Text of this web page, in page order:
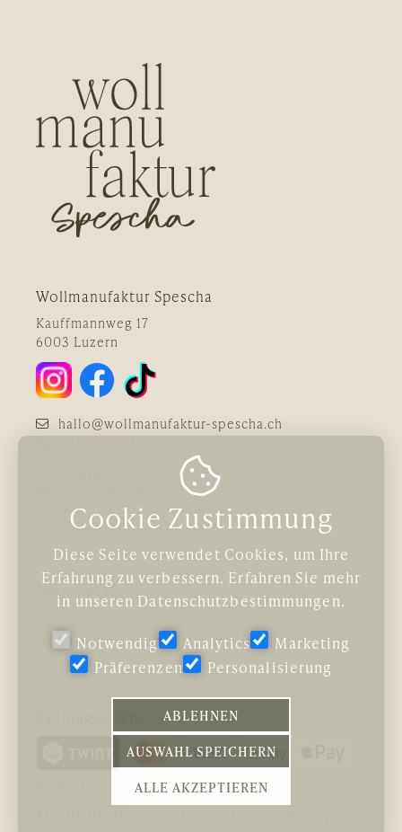
Wollmanufaktur Spescha
Kauffmannweg 17
6003 Luzern
hallo@wollmanufaktur-spescha.ch
Di - Fr
geschlossen
9.00 - 18.00 Uhr
9.00 - 16.00 Uhr
Sommerpause
Di, 28. Juli bis und mit Mo, 10. August 26

Cookie Zustimmung
Diese Seite verwendet Cookies, um Ihre
Erfahrung zu verbessern. Erfahren Sie mehr
in unseren Datenschutzbestimmungen.
Notwendig Analytics
Marketing
Präferenzen
Personalisierung
ABLEHNEN
AUSWAHL SPEICHERN
ALLE AKZEPTIEREN